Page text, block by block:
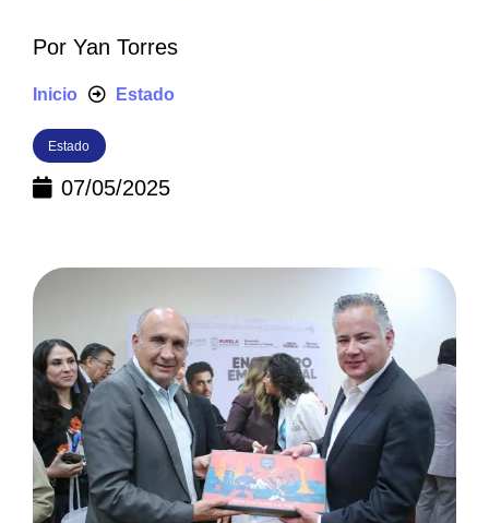
Por Yan Torres
Inicio Estado
Estado
07/05/2025